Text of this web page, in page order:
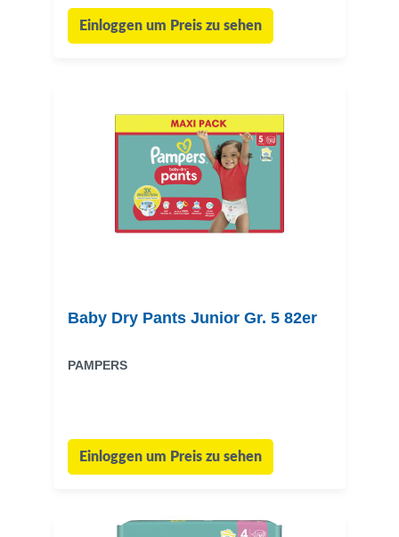
Einloggen um Preis zu sehen
Baby Dry Pants Junior Gr. 5 82er
PAMPERS
Einloggen um Preis zu sehen